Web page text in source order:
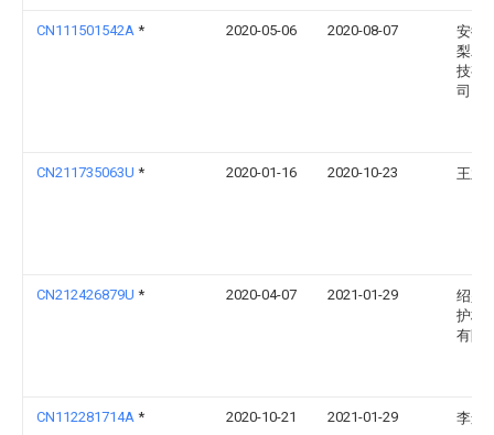
CN111501542A * 2020-05-06 2020-08-07
安徽
梨农
技有
司
CN211735063U * 2020-01-16 2020-10-23 王孟
CN212426879U * 2020-04-07 2021-01-29
绍兴
护栏
有限
CN112281714A * 2020-10-21 2021-01-29 李运